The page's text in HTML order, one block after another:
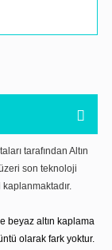
tarafından Altın
son teknoloji
beyaz altın kaplama
olarak fark yoktur.